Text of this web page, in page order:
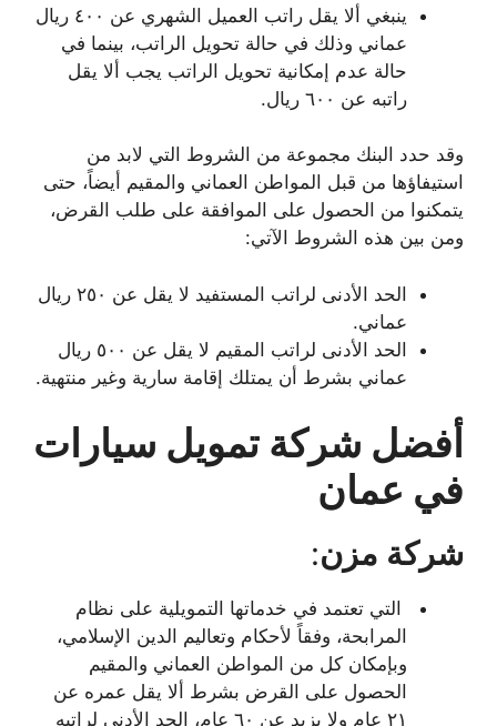
ينبغي ألا يقل راتب العميل الشهري عن ٤٠٠ ريال
عماني وذلك في حالة تحويل الراتب، بينما في
حالة عدم إمكانية تحويل الراتب يجب ألا يقل
راتبه عن ٦٠٠ ريال.
وقد حدد البنك مجموعة من الشروط التي لابد من
استيفاؤها من قبل المواطن العماني والمقيم أيضاً، حتى
يتمكنوا من الحصول على الموافقة على طلب القرض،
ومن بين هذه الشروط الآتي:
الحد الأدنى لراتب المستفيد لا يقل عن ٢٥٠ ريال
عماني.
الحد الأدنى لراتب المقيم لا يقل عن ٥٠٠ ريال
عماني بشرط أن يمتلك إقامة سارية وغير منتهية.
أفضل شركة تمويل سيارات
في عمان
شركة مزن:
التي تعتمد في خدماتها التمويلية على نظام
المرابحة، وفقاً لأحكام وتعاليم الدين الإسلامي،
وبإمكان كل من المواطن العماني والمقيم
الحصول على القرض بشرط ألا يقل عمره عن
٢١ عام ولا يزيد عن ٦٠ عام، الحد الأدنى لراتبه